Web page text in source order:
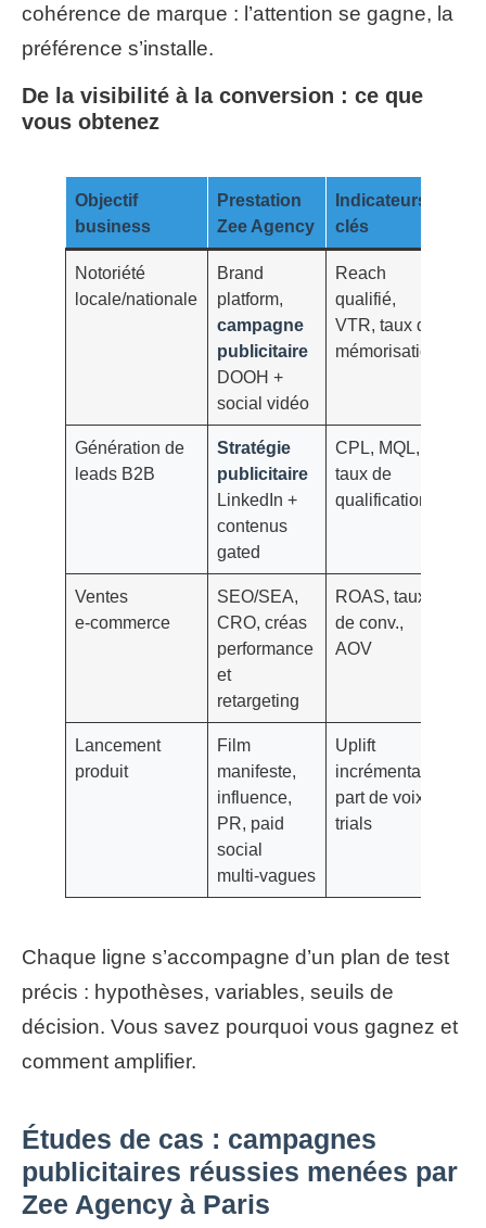
cohérence de marque : l’attention se gagne, la
préférence s’installe.
De la visibilité à la conversion : ce que
vous obtenez
Objectif
business
Prestation
Zee Agency
Indicateurs
clés
Notoriété
locale/nationale
Brand
platform,
campagne
publicitaire
DOOH +
social vidéo
Reach
qualifié,
VTR, taux de
mémorisation
Génération de
leads B2B
Stratégie
publicitaire
LinkedIn +
contenus
gated
CPL, MQL,
taux de
qualification
Ventes
e‑commerce
SEO/SEA,
CRO, créas
performance
et
retargeting
ROAS, taux
de conv.,
AOV
Lancement
produit
Film
manifeste,
influence,
PR, paid
social
multi‑vagues
Uplift
incrémental,
part de voix,
trials
Chaque ligne s’accompagne d’un plan de test
précis : hypothèses, variables, seuils de
décision. Vous savez pourquoi vous gagnez et
comment amplifier.
Études de cas : campagnes
publicitaires réussies menées par
Zee Agency à Paris